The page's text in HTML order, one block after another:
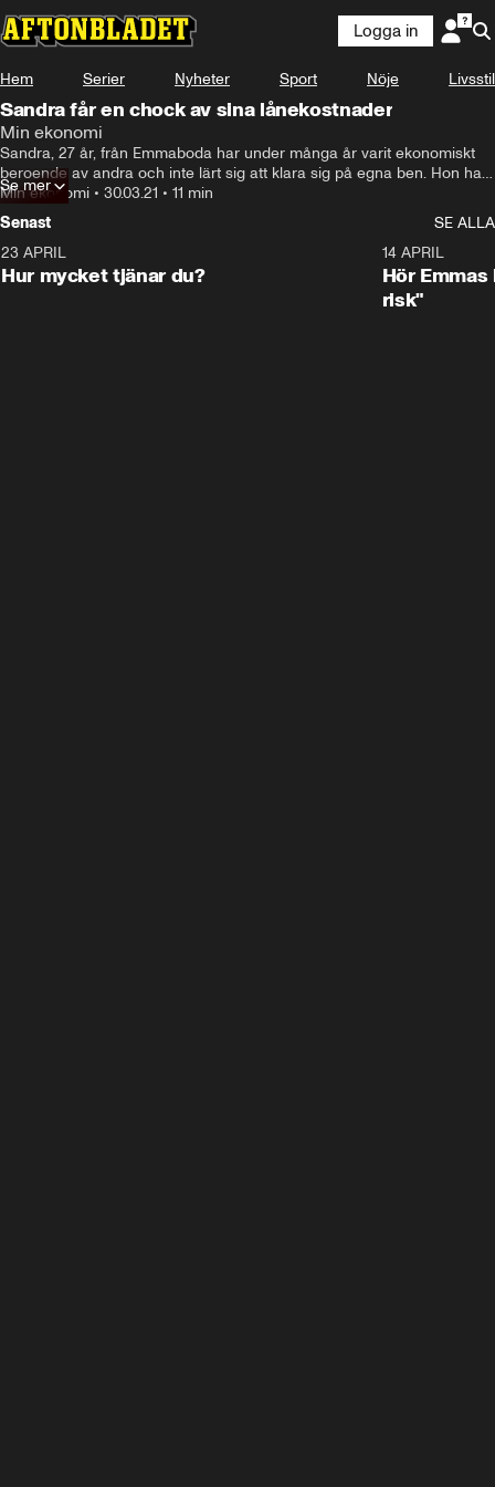
Logga in
Hem Serier Nyheter Sport Nöje Livsstil
Sandra får en chock av sina lånekostnader
Min ekonomi
Sandra, 27 år, från Emmaboda har under många år varit ekonomiskt
beroende av andra och inte lärt sig att klara sig på egna ben. Hon har
till synes noll koll på sin ekonomi och slösar tusenlappar hon inte äger
på veteranbilar och nätshopping.  Sandra har utgifter på hisnande 79
200 kr varje månad men en inkomst på ringa 18 000 kr.
Min ekonomi • 30.03.21 • 11 min
Se mer
Senast
SE ALLA
23 APRIL
Hur mycket tjänar du?
14 APRIL
Hör
risk"